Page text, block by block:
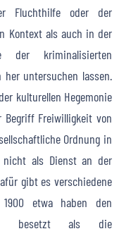
Fluchthilfe oder der
Kontext als auch in der
der kriminalisierten
untersuchen lassen.
kulturellen Hegemonie
Freiwilligkeit von
Ordnung in
nicht als Dienst an der
gibt es verschiedene
1900 etwa haben den
besetzt als die